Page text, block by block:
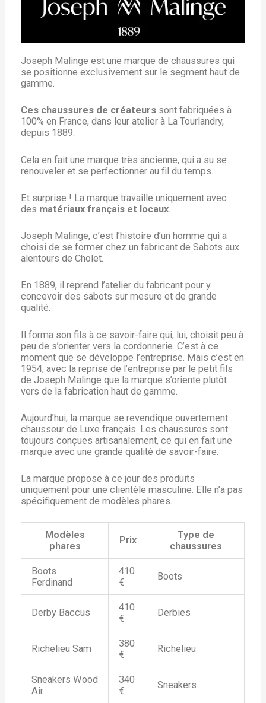
Joseph Malinge est une marque de chaussures qui
se positionne exclusivement sur le segment haut de
gamme.
Ces chaussures de créateurs sont fabriquées à
100% en France, dans leur atelier à La Tourlandry,
depuis 1889.
Cela en fait une marque très ancienne, qui a su se
renouveler et se perfectionner au fil du temps.
Et surprise ! La marque travaille uniquement avec
des matériaux français et locaux
Joseph Malinge, c’est l’histoire d’un homme qui a
choisi de se former chez un fabricant de Sabots aux
alentours de Cholet.
En 1889, il reprend l’atelier du fabricant pour y
concevoir des sabots sur mesure et de grande
qualité.
Il forma son fils à ce savoir-faire qui, lui, choisit peu à
peu de s’orienter vers la cordonnerie. C’est à ce
moment que se développe l’entreprise. Mais c’est en
1954, avec la reprise de l’entreprise par le petit fils
de Joseph Malinge que la marque s’oriente plutôt
vers de la fabrication haut de gamme.
Aujourd’hui, la marque se revendique ouvertement
chausseur de Luxe français. Les chaussures sont
toujours conçues artisanalement, ce qui en fait une
marque avec une grande qualité de savoir-faire.
La marque propose à ce jour des produits
uniquement pour une clientèle masculine. Elle n’a pas
spécifiquement de modèles phares.
Modèles
phares
Prix
Type de
chaussures
Boots
Ferdinand
410
€
Boots
Derby Baccus
410
€
Derbies
Richelieu Sam
380
€
Richelieu
Sneakers Wood
Air
340
€
Sneakers